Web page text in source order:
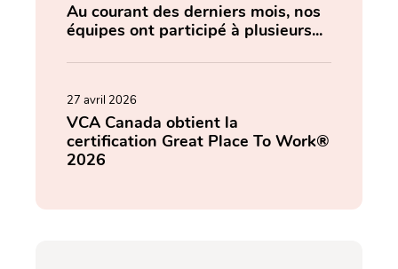
Au courant des derniers mois, nos
équipes ont participé à plusieurs...
27 avril 2026
VCA Canada obtient la
certification Great Place To Work®
2026